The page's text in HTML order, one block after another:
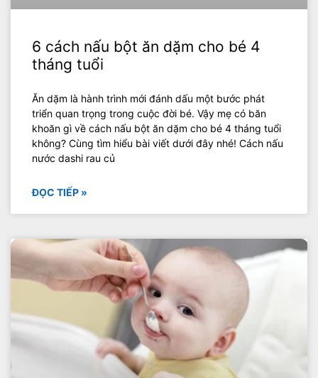
6 cách nấu bột ăn dặm cho bé 4
tháng tuổi
Ăn dặm là hành trình mới đánh dấu một bước phát
triển quan trọng trong cuộc đời bé. Vậy mẹ có băn
khoăn gì về cách nấu bột ăn dặm cho bé 4 tháng tuổi
không? Cùng tìm hiểu bài viết dưới đây nhé! Cách nấu
nước dashi rau củ
ĐỌC TIẾP »